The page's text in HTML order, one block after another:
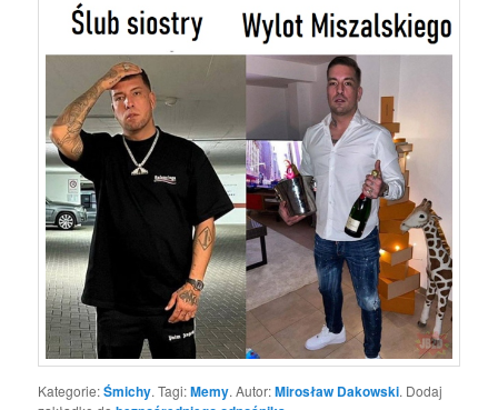
Kategorie:Śmichy. Tagi:Memy. Autor:Mirosław Dakowski. Dodaj